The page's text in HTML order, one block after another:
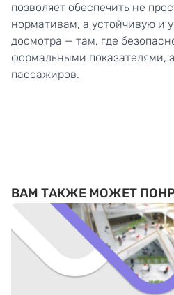
позволяет обеспечить не
нормативам, а устойчивую и
досмотра — там, где
формальными показателями,
пассажиров.
ВАМ ТАКЖЕ МОЖЕТ